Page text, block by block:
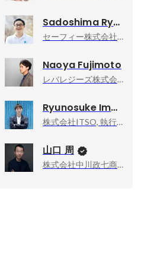
Sadoshima Ryuhei
セーフィー株式会社, 代表取締役社長 Founder
Naoya Fujimoto
レバレジーズ株式会社, 執行役員
Ryunosuke Imaeda
株式会社ITSO, 執行役員
山口 周
株式会社中川政七商店, 社外取締役